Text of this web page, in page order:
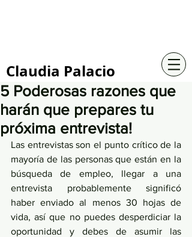
Claudia Palacio
5 Poderosas razones que
harán que prepares tu
próxima entrevista!
Las entrevistas son el punto crítico de la
mayoría de las personas que están en la
búsqueda de empleo, llegar a una
entrevista probablemente significó
haber enviado al menos 30 hojas de
vida, así que no puedes desperdiciar la
oportunidad y debes de asumir las